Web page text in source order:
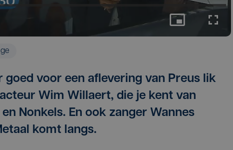
goed voor een aflevering van Preus lik
Wim Willaert, die je kent van
Nonkels. En ook zanger Wannes
komt langs.